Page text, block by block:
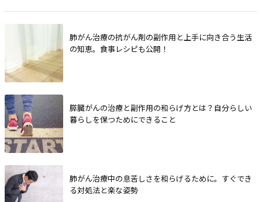
肺がん治療の抗がん剤の副作用と上手に向き合う生活
の知恵。食事レシピも公開！
膵臓がんの治療と副作用の和らげ方とは？自分らしい
暮らしを保つためにできること
肺がん治療中の息苦しさを和らげるために。すぐでき
る対処法と楽な姿勢